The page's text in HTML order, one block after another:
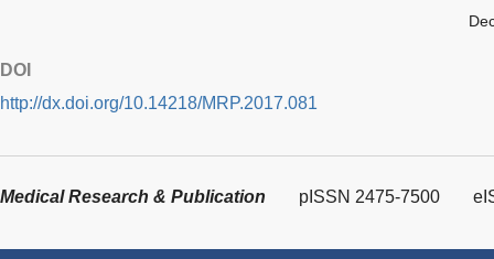
DOI
http://dx.doi.org/10.14218/MRP.2017.081
Medical Research & Publication pISSN 2475-7500